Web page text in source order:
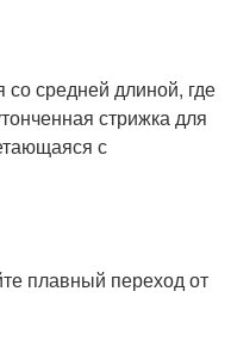
со средней длиной, где
стрижка для
с
плавный переход от